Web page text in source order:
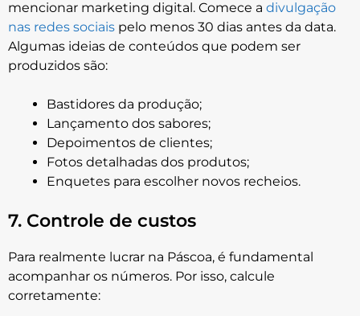
mencionar marketing digital. Comece a divulgação
nas redes sociais pelo menos 30 dias antes da data.
Algumas ideias de conteúdos que podem ser
produzidos são:
Bastidores da produção;
Lançamento dos sabores;
Depoimentos de clientes;
Fotos detalhadas dos produtos;
Enquetes para escolher novos recheios.
7. Controle de custos
Para realmente lucrar na Páscoa, é fundamental
acompanhar os números. Por isso, calcule
corretamente: